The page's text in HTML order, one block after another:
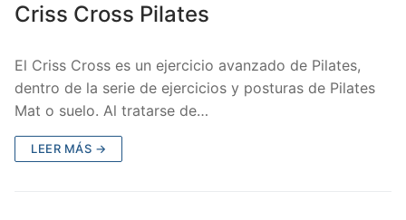
Criss Cross Pilates
El Criss Cross es un ejercicio avanzado de Pilates,
dentro de la serie de ejercicios y posturas de Pilates
Mat o suelo. Al tratarse de…
LEER MÁS →